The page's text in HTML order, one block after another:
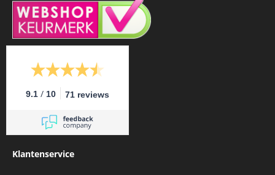
9.1 / 10 71 reviews
Klantenservice